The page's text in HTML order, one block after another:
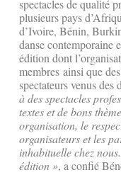
spectacles de qualité
plusieurs pays
d’Ivoire, Bénin,
danse contemporaine
édition dont
membres ainsi que
spectateurs venus
à des spectacles
textes et de bons
organisation, le
organisateurs et les
inhabituelle chez
édition », a confié